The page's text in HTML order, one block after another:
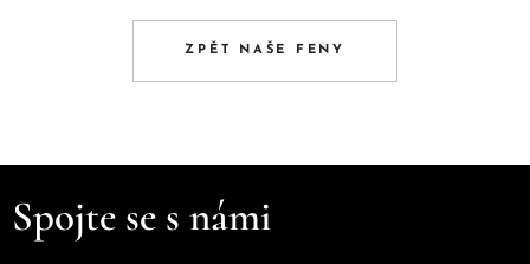
ZPĚT NAŠE FENY
Spojte se s námi